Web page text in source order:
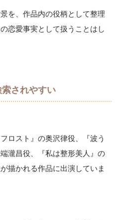
を、作品内の役柄として整理
恋愛事実として扱うことはし
されやすい
ロスト』の奥沢律役、『波う
瀧昌役、『私は整形美人』の
描かれる作品に出演していま